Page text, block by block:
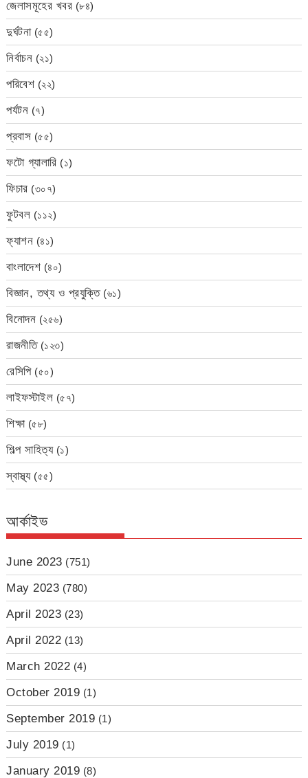
জেলাসমূহের খবর (৮৪)
দুর্ঘটনা(৫৫)
নির্বাচন (২১)
পরিবেশ (২২)
পর্যটন (৭)
প্রবাস (৫৫)
ফটো গ্যালারি (১)
ফিচার (৩০৭)
ফুটবল (১১২)
ফ্যাশন (৪১)
বাংলাদেশ (৪০)
বিজ্ঞান, তথ্য ও প্রযুক্তি(৬১)
বিনোদন (২৫৬)
রাজনীতি(১২৩)
রেসিপি(৫০)
লাইফস্টাইল (৫৭)
শিক্ষা(৫৮)
শিল্প সাহিত্য(১)
স্বাস্থ্য(৫৫)
আর্কাইভ
June 2023 (751)
May 2023 (780)
April 2023 (23)
April 2022 (13)
March 2022 (4)
October 2019 (1)
September 2019 (1)
July 2019 (1)
January 2019 (8)